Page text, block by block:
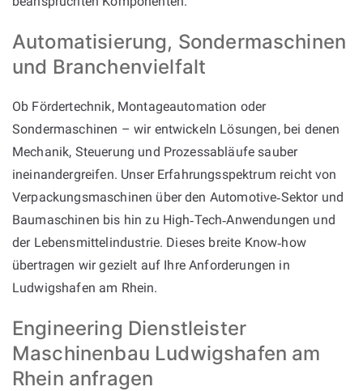
Automatisierung, Sondermaschinen
und Branchenvielfalt
Ob Fördertechnik, Montageautomation oder
Sondermaschinen – wir entwickeln Lösungen, bei denen
Mechanik, Steuerung und Prozessabläufe sauber
ineinandergreifen. Unser Erfahrungsspektrum reicht von
Verpackungsmaschinen über den Automotive‑Sektor und
Baumaschinen bis hin zu High‑Tech‑Anwendungen und
der Lebensmittelindustrie. Dieses breite Know‑how
übertragen wir gezielt auf Ihre Anforderungen in
Ludwigshafen am Rhein.
Engineering Dienstleister
Maschinenbau Ludwigshafen am
Rhein anfragen